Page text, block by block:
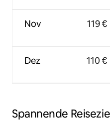
Nov
Dez
119 €
110 €
Spannende